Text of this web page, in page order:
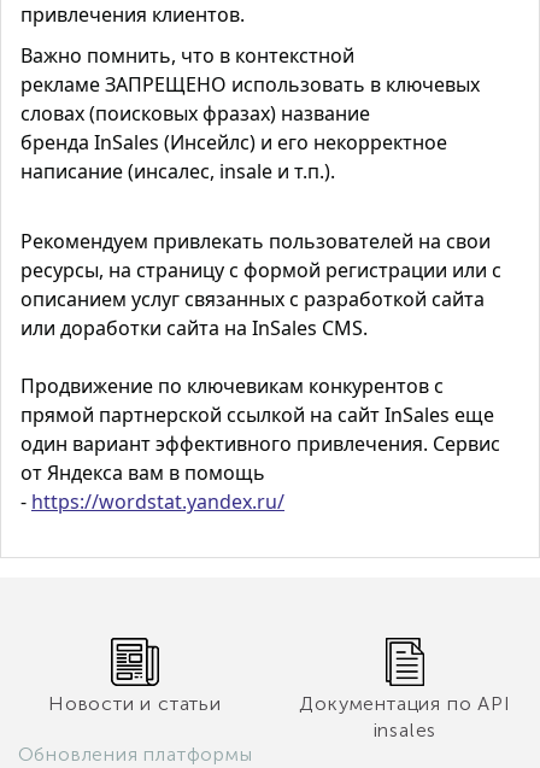
привлечения клиентов.
Важно помнить, что в контекстной
рекламеЗАПРЕЩЕНО использовать в ключевых
словах (поисковых фразах) название
бренда InSales (Инсейлс) и его некорректное
написание (инсалес, insale и т.п.).
Рекомендуем привлекать пользователей на свои
ресурсы, на страницу с формой регистрации или с
описанием услуг связанных с разработкой сайта
или доработки сайта на InSales CMS.
Продвижение по ключевикам конкурентов с
прямой партнерской ссылкой на сайт InSales еще
один вариант эффективного привлечения. Сервис
от Яндекса вам в помощь
- https://wordstat.yandex.ru/
Новости и статьи
Обновления платформы
Документация по API
insales